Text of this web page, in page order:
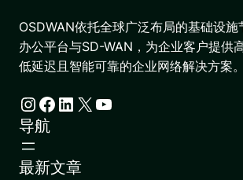
OSDWAN依托全球广泛布局的基础设施
办公平台与SD-WAN，为企业客户提供
低延迟且智能可靠的企业网络解决方案。
Instagram Facebook LinkedIn X YouTube
导航
最新文章